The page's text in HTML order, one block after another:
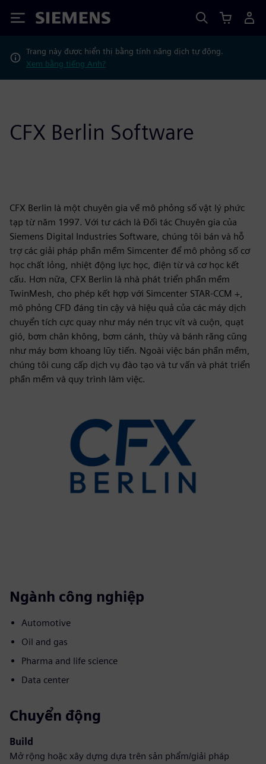
Siemens
Trang này được hiển thị bằng tính năng dịch tự động.
Xem bằng tiếng Anh?
CFX Berlin Software
CFX Berlin là một chuyên gia về mô phỏng số vật lý phức
tạp từ năm 1997. Với tư cách là Đối tác Chuyên gia của
Siemens Digital Industries Software, chúng tôi bán và hỗ
trợ các giải pháp phần mềm Simcenter để mô phỏng số cơ
học chất lỏng, nhiệt động lực học, điện từ và cơ học kết
cấu. Hơn nữa, CFX Berlin là nhà phát triển phần mềm
TwinMesh, cho phép kết hợp với Simcenter STAR-CCM +,
mô phỏng CFD đáng tin cậy và hiệu quả của các máy dịch
chuyển tích cực quay như máy nén trục vít và cuộn, quạt
gió, bơm chân không, bơm cánh, thùy và bánh răng cũng
như máy bơm khoang lũy tiến. Ngoài việc bán phần mềm,
chúng tôi cung cấp dịch vụ đào tạo và tư vấn và phát triển
phần mềm và quy trình làm việc.
Ngành công nghiệp
Automotive
Oil and gas
Pharma and life science
Data center
Chuyển động
Build
Mở rộng hoặc xây dựng dựa trên sản phẩm/giải pháp